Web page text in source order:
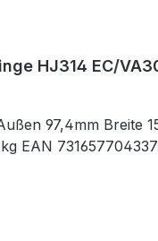
SKF Winkelringe HJ314
97,4mm Breite
EAN